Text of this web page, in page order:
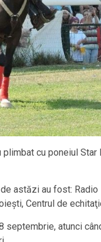
cu poneiul
astăzi au fost:
Centrul de
atunci